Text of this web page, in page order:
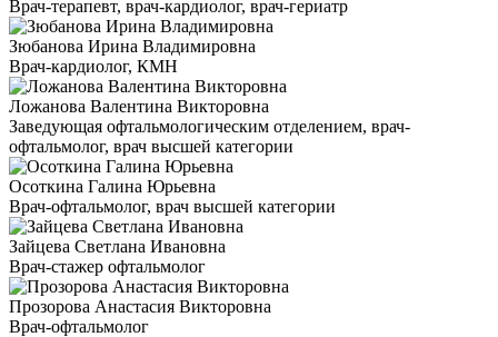
Врач-терапевт, врач-кардиолог, врач-гериатр
Зюбанова Ирина Владимировна
Врач-кардиолог, КМН
Ложанова Валентина Викторовна
Заведующая офтальмологическим отделением, врач-
офтальмолог, врач высшей категории
Осоткина Галина Юрьевна
Врач-офтальмолог, врач высшей категории
Зайцева Светлана Ивановна
Врач-стажер офтальмолог
Прозорова Анастасия Викторовна
Врач-офтальмолог